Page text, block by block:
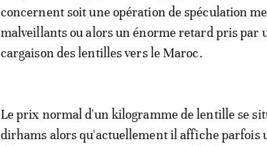
concernent soit une opération de spéculation
malveillants ou alors un énorme retard pris par
cargaison des lentilles vers le Maroc.
Le prix normal d'un kilogramme de lentille se
dirhams alors qu'actuellement il affiche parfois